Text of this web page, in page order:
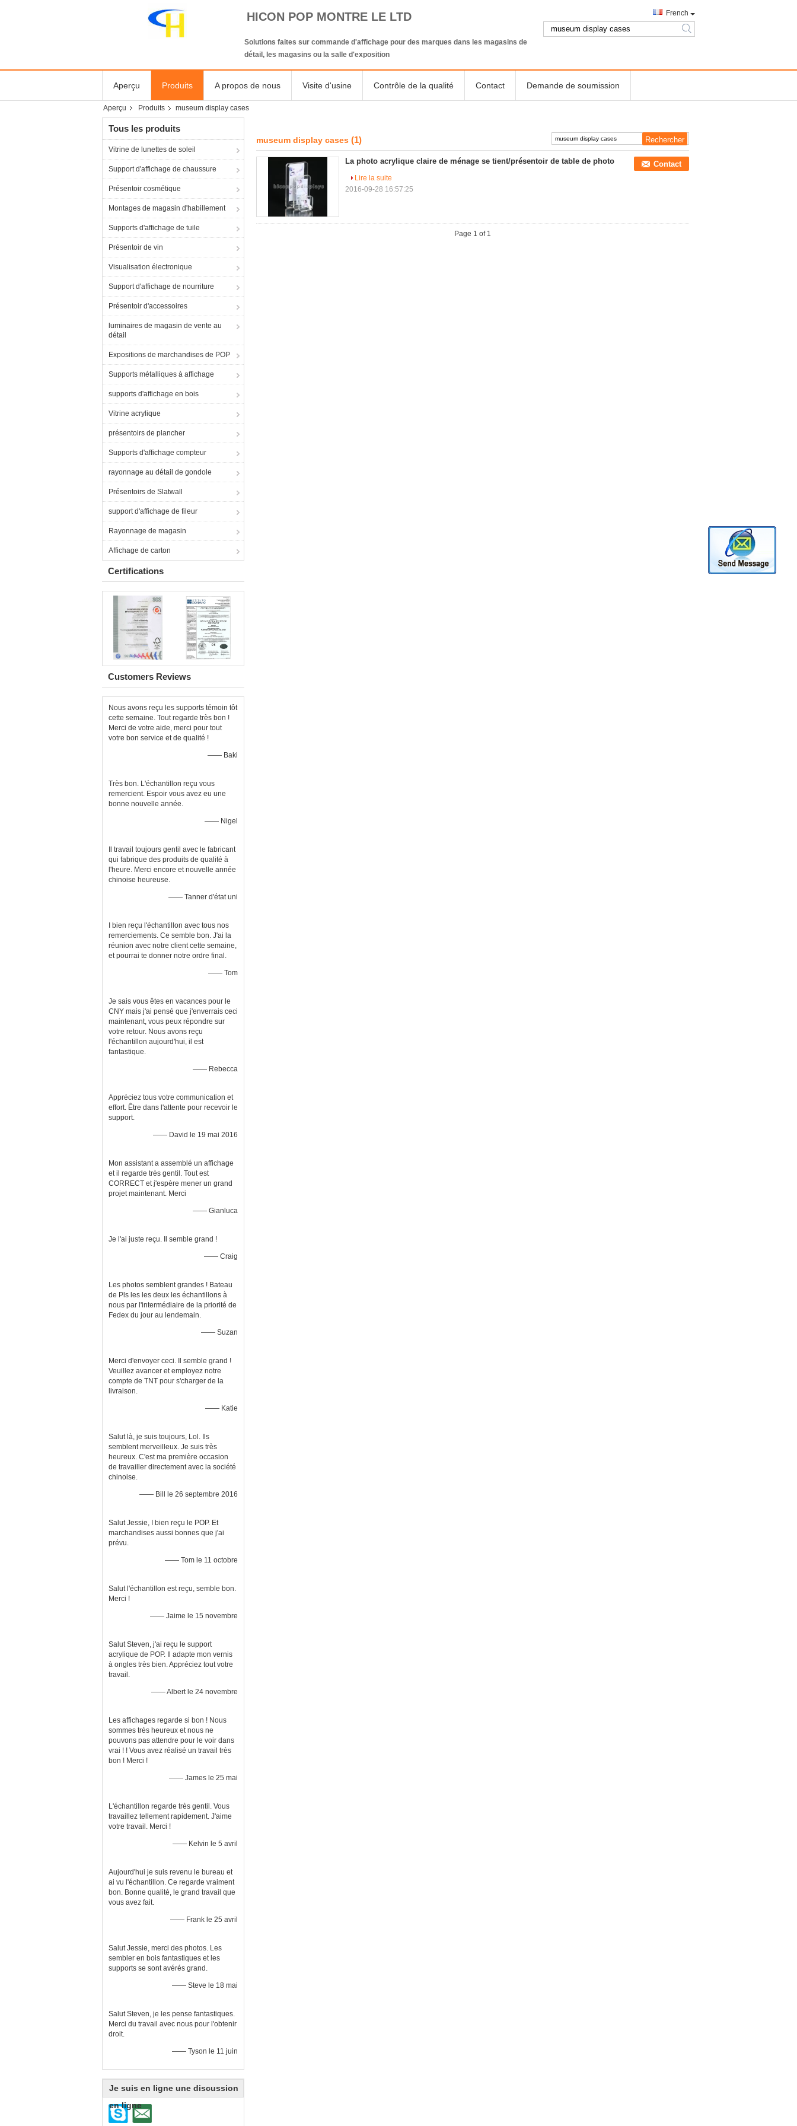
HICON POP MONTRE LE LTD
Solutions faites sur commande d'affichage pour des marques dans les magasins de
détail, les magasins ou la salle d'exposition
French
search
Aperçu Produits A propos de nous Visite d'usine Contrôle de la qualité Contact Demande de soumission
Aperçu Produits museum display cases
Tous les produits
Vitrine de lunettes de soleil
Support d'affichage de chaussure
Présentoir cosmétique
Montages de magasin d'habillement
Supports d'affichage de tuile
Présentoir de vin
Visualisation électronique
Support d'affichage de nourriture
Présentoir d'accessoires
luminaires de magasin de vente au
détail
Expositions de marchandises de POP
Supports métalliques à affichage
supports d'affichage en bois
Vitrine acrylique
présentoirs de plancher
Supports d'affichage compteur
rayonnage au détail de gondole
Présentoirs de Slatwall
support d'affichage de fileur
Rayonnage de magasin
Affichage de carton
Certifications
Customers Reviews
Nous avons reçu les supports témoin tôt
cette semaine. Tout regarde très bon !
Merci de votre aide, merci pour tout
votre bon service et de qualité !
—— Baki
Très bon. L'échantillon reçu vous
remercient. Espoir vous avez eu une
bonne nouvelle année.
—— Nigel
Il travail toujours gentil avec le fabricant
qui fabrique des produits de qualité à
l'heure. Merci encore et nouvelle année
chinoise heureuse.
—— Tanner d'état uni
I bien reçu l'échantillon avec tous nos
remerciements. Ce semble bon. J'ai la
réunion avec notre client cette semaine,
et pourrai te donner notre ordre final.
—— Tom
Je sais vous êtes en vacances pour le
CNY mais j'ai pensé que j'enverrais ceci
maintenant, vous peux répondre sur
votre retour. Nous avons reçu
l'échantillon aujourd'hui, il est
fantastique.
—— Rebecca
Appréciez tous votre communication et
effort. Être dans l'attente pour recevoir le
support.
—— David le 19 mai 2016
Mon assistant a assemblé un affichage
et il regarde très gentil. Tout est
CORRECT et j'espère mener un grand
projet maintenant. Merci
—— Gianluca
Je l'ai juste reçu. Il semble grand !
—— Craig
Les photos semblent grandes ! Bateau
de Pls les les deux les échantillons à
nous par l'intermédiaire de la priorité de
Fedex du jour au lendemain.
—— Suzan
Merci d'envoyer ceci. Il semble grand !
Veuillez avancer et employez notre
compte de TNT pour s'charger de la
livraison.
—— Katie
Salut là, je suis toujours, Lol. Ils
semblent merveilleux. Je suis très
heureux. C'est ma première occasion
de travailler directement avec la société
chinoise.
—— Bill le 26 septembre 2016
Salut Jessie, I bien reçu le POP. Et
marchandises aussi bonnes que j'ai
prévu.
—— Tom le 11 octobre
Salut l'échantillon est reçu, semble bon.
Merci !
—— Jaime le 15 novembre
Salut Steven, j'ai reçu le support
acrylique de POP. Il adapte mon vernis
à ongles très bien. Appréciez tout votre
travail.
—— Albert le 24 novembre
Les affichages regarde si bon ! Nous
sommes très heureux et nous ne
pouvons pas attendre pour le voir dans
vrai ! ! Vous avez réalisé un travail très
bon ! Merci !
—— James le 25 mai
L'échantillon regarde très gentil. Vous
travaillez tellement rapidement. J'aime
votre travail. Merci !
—— Kelvin le 5 avril
Aujourd'hui je suis revenu le bureau et
ai vu l'échantillon. Ce regarde vraiment
bon. Bonne qualité, le grand travail que
vous avez fait.
—— Frank le 25 avril
Salut Jessie, merci des photos. Les
sembler en bois fantastiques et les
supports se sont avérés grand.
—— Steve le 18 mai
Salut Steven, je les pense fantastiques.
Merci du travail avec nous pour l'obtenir
droit.
—— Tyson le 11 juin
Je suis en ligne une discussion
en ligne
museum display cases (1)
La photo acrylique claire de ménage se tient/présentoir de table de photo Contact
Lire la suite
2016-09-28 16:57:25
Page 1 of 1